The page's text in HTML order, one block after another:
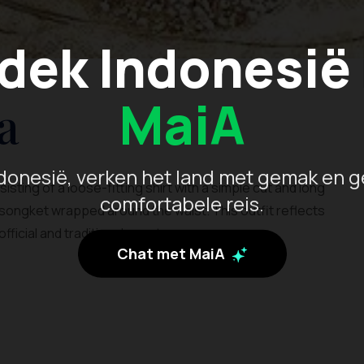
MaiA
verken het land met gemak en
comfortabele reis.
Chat met MaiA
of a loose-fitting shirt with a simple cut and long
wrapped around the waist. This outfit reflects
and traditional events